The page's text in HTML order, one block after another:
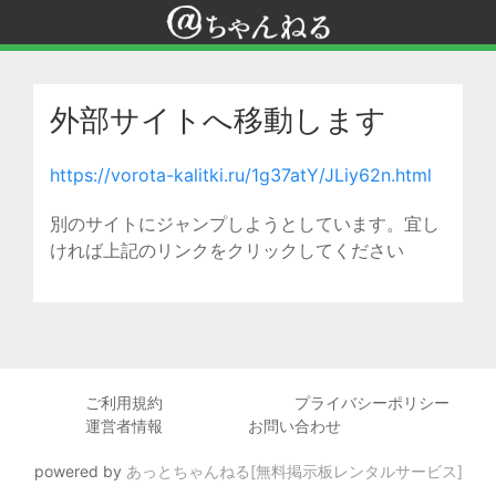
外部サイトへ移動します
https://vorota-kalitki.ru/1g37atY/JLiy62n.html
別のサイトにジャンプしようとしています。宜し
ければ上記のリンクをクリックしてください
ご利用規約
プライバシーポリシー
運営者情報
お問い合わせ
powered by あっとちゃんねる[無料掲示板レンタルサービス]